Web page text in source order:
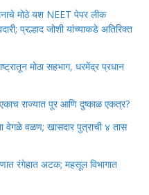
मोठे यश NEET पेपर लीक
प्रल्हाद जोशी यांच्याकडे अतिरिक्त
मोठा सहभाग, धरमेंद्र प्रधान
राज्यात पूर आणि दुष्काळ एकत्र?
वेगळे वळण; खासदार पुत्राची ४ तास
रंगेहात अटक; महसूल विभागात